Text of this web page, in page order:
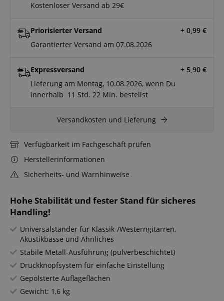
Hohe Stabilität und fester Stand für sicheres
Handling!
Universalständer für Klassik-/Westerngitarren,
Akustikbässe und Ähnliches
Stabile Metall-Ausführung (pulverbeschichtet)
Druckknopfsystem für einfache Einstellung
Gepolsterte Auflageflächen
Gewicht: 1,6 kg
Kostenloser Versand ab 29€
Priorisierter Versand + 0,99 €
Garantierter Versand am 07.08.2026
Expressversand + 5,90 €
Lieferung am Montag, 10.08.2026, wenn Du
innerhalb 11 Std. 22 Min. bestellst
Versandkosten und Lieferung
Verfügbarkeit im Fachgeschäft prüfen
Herstellerinformationen
Sicherheits- und Warnhinweise